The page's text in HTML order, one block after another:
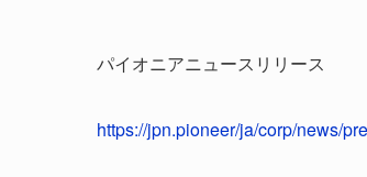
パイオニアニュースリリース
https://jpn.pioneer/ja/corp/news/